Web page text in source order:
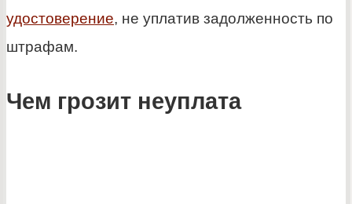
удостоверение, не уплатив задолженность по
штрафам.
Чем грозит неуплата